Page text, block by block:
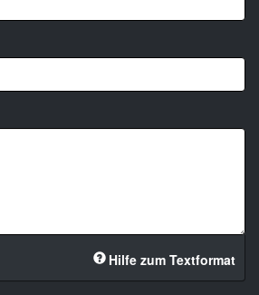
Hilfe zum Textformat